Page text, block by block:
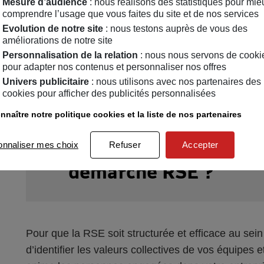
Si vous êtes en création
vos démarches et intégrer la
produits et services.
3 Quelles sont les
démarche RSE ?
Pour que la RSE soit structurée et efficace au
d’identifier les valeurs collectives de vos équipes
comprendre l’usage que vous faites du site et de nos services
Evolution de notre site : nous testons auprès de vous des
améliorations de notre site
Personnalisation de la relation : nous nous servons de
pour adapter nos contenus et personnaliser nos offres
Univers publicitaire : nous utilisons avec nos partenaires des
cookies pour afficher des publicités personnalisées
notre politique cookies et la liste de nos partenaires
mes choix Refuser Accepter